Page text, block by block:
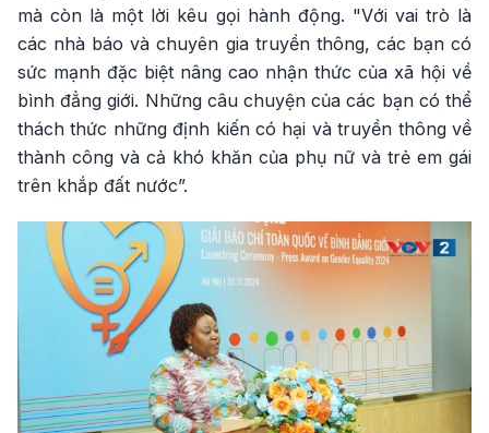
mà còn là một lời kêu gọi hành động. "Với vai trò là
các nhà báo và chuyên gia truyền thông, các bạn có
sức mạnh đặc biệt nâng cao nhận thức của xã hội về
bình đẳng giới. Những câu chuyện của các bạn có thể
thách thức những định kiến có hại và truyền thông về
thành công và cả khó khăn của phụ nữ và trẻ em gái
trên khắp đất nước”.